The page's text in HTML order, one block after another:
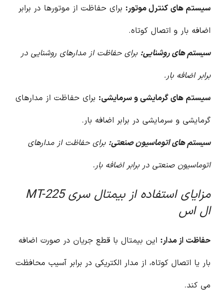
سیستم های کنترل موتور: برای حفاظت از موتورها در برابر
اضافه بار و اتصال کوتاه.
سیستم های روشنایی: برای حفاظت از مدارهای روشنایی در
برابر اضافه بار.
سیستم های گرمایشی و سرمایشی: برای حفاظت از مدارهای
گرمایشی و سرمایشی در برابر اضافه بار.
سیستم های اتوماسیون صنعتی: برای حفاظت از مدارهای
اتوماسیون صنعتی در برابر اضافه بار.
مزایای استفاده از بیمتال سری MT-225
ال اس
حفاظت از مدار: این بیمتال با قطع جریان در صورت اضافه
بار یا اتصال کوتاه، از مدار الکتریکی در برابر آسیب محافظت
می کند.